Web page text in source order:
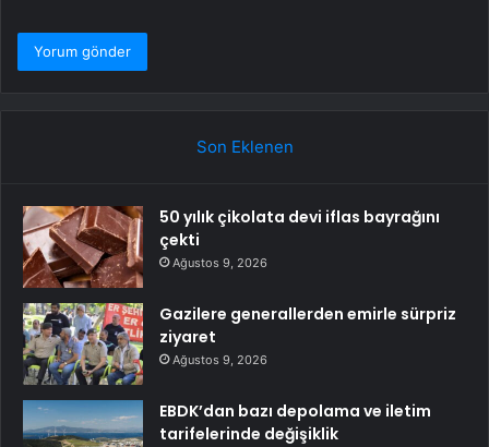
Son Eklenen
50 yılık çikolata devi iflas bayrağını
çekti
Ağustos 9, 2026
Gazilere generallerden emirle sürpriz
ziyaret
Ağustos 9, 2026
EBDK’dan bazı depolama ve iletim
tarifelerinde değişiklik